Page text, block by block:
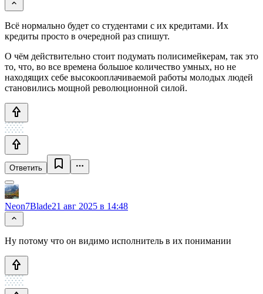
Всё нормально будет со студентами с их кредитами. Их
кредиты просто в очередной раз спишут.
О чём действительно стоит подумать полисимейкерам, так это
то, что, во все времена большое количество умных, но не
находящих себе высокооплачиваемой работы молодых людей
становились мощной революционной силой.
Ответить
Neon7Blade21 авг 2025 в 14:48
Ну потому что он видимо исполнитель в их понимании